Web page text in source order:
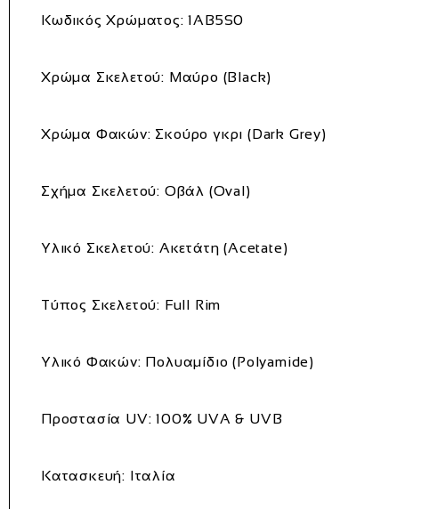
Κωδικός Χρώματος: 1AB5S0
Χρώμα Σκελετού: Μαύρο (Black)
Χρώμα Φακών: Σκούρο γκρι (Dark Grey)
Σχήμα Σκελετού: Οβάλ (Oval)
Υλικό Σκελετού: Ακετάτη (Acetate)
Τύπος Σκελετού: Full Rim
Υλικό Φακών: Πολυαμίδιο (Polyamide)
Προστασία UV: 100% UVA & UVB
Κατασκευή: Ιταλία